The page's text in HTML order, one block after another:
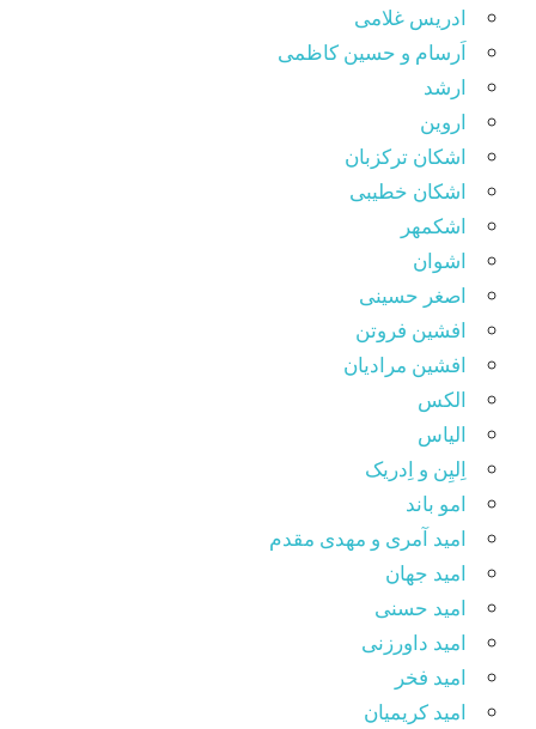
ادریس غلامی
اَرسام و حسین کاظمی
ارشد
اروین
اشکان ترکزبان
اشکان خطیبی
اشکمهر
اشوان
اصغر حسینی
افشین فروتن
افشین مرادیان
الکس
الیاس
اِلیِن و اِدریک
امو باند
امید آمری و مهدی مقدم
امید جهان
امید حسنی
امید داورزنی
امید فخر
امید کریمیان